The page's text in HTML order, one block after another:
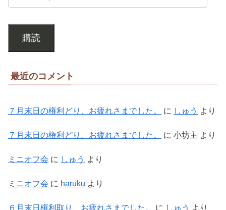
購読
最近のコメント
７月末日の権利どり、お疲れさまでした。 に しゅう より
７月末日の権利どり、お疲れさまでした。 に 小坊主 より
ミニオフ会 に しゅう より
ミニオフ会 に haruku より
６月末日権利取り、お疲れさまでした。 に しゅう より